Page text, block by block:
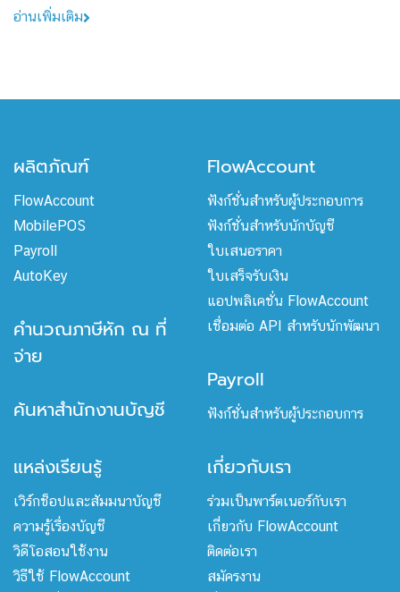
อ่านเพิ่มเติม
ผลิตภัณฑ์
FlowAccount
MobilePOS
Payroll
AutoKey
คำนวณภาษีหัก ณ ที่
จ่าย
ค้นหาสำนักงานบัญชี
FlowAccount
ฟังก์ชั่นสำหรับผู้ประกอบการ
ฟังก์ชั่นสำหรับนักบัญชี
ใบเสนอราคา
ใบเสร็จรับเงิน
แอปพลิเคชั่น FlowAccount
เชื่อมต่อ API สำหรับนักพัฒนา
Payroll
ฟังก์ชั่นสำหรับผู้ประกอบการ
แหล่งเรียนรู้
เวิร์กช็อปและสัมมนาบัญชี
ความรู้เรื่องบัญชี
วิดีโอสอนใช้งาน
วิธีใช้ FlowAccount
เกี่ยวกับเรา
ร่วมเป็นพาร์ตเนอร์กับเรา
เกี่ยวกับ FlowAccount
ติดต่อเรา
สมัครงาน